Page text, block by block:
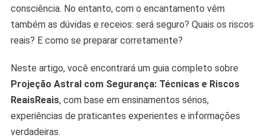
consciência. No entanto, com o encantamento vêm
também as dúvidas e receios: será seguro? Quais os riscos
reais? E como se preparar corretamente?
Neste artigo, você encontrará um guia completo sobre
Projeção Astral com Segurança: Técnicas e Riscos
ReaisReais, com base em ensinamentos sérios,
experiências de praticantes experientes e informações
verdadeiras.